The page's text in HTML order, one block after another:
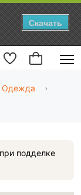
Скачать
Одежда
подделке